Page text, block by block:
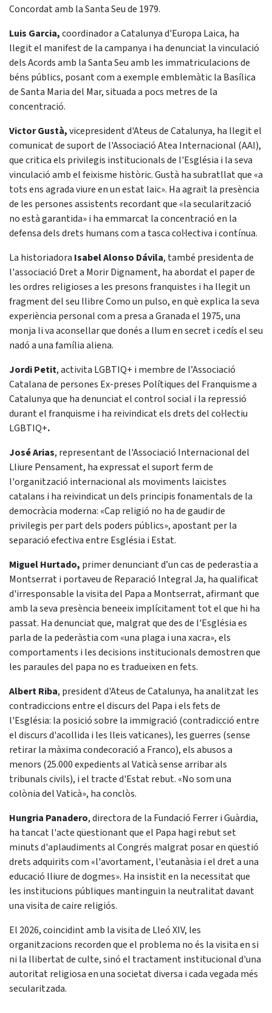
Concordat amb la Santa Seu de 1979.
Luis Garcia,coordinador a Catalunya d'Europa Laica, ha
llegit el manifest de la campanya i ha denunciat la vinculació
dels Acords amb la Santa Seu amb les immatriculacions de
béns públics, posant com a exemple emblemàtic la Basílica
de Santa Maria del Mar, situada a pocs metres de la
concentració.
Victor Gustà,vicepresident d'Ateus de Catalunya, ha llegit el
comunicat de suport de l'Associació Atea Internacional (AAI),
que critica els privilegis institucionals de l'Església i la seva
vinculació amb el feixisme històric. Gustà ha subratllat que «a
tots ens agrada viure en un estat laic». Ha agraït la presència
de les persones assistents recordant que «la secularització
no està garantida» i ha emmarcat la concentració en la
defensa dels drets humans com a tasca col·lectiva i contínua.
La historiadora Isabel Alonso Dávila, també presidenta de
l'associació Dret a Morir Dignament, ha abordat el paper de
les ordres religioses a les presons franquistes i ha llegit un
fragment del seu llibre Como un pulso, en què explica la seva
experiència personal com a presa a Granada el 1975, una
monja li va aconsellar que donés a llum en secret i cedís el seu
nadó a una família aliena.
Jordi Petit, activita LGBTIQ+ i membre de l’Associació
Catalana de persones Ex-preses Polítiques del Franquisme a
Catalunya que ha denunciat el control social i la repressió
durant el franquisme i ha reivindicat els drets del col·lectiu
LGBTIQ+.
José Arias, representant de l'Associació Internacional del
Lliure Pensament, ha expressat el suport ferm de
l'organització internacional als moviments laïcistes
catalans i ha reivindicat un dels principis fonamentals de la
democràcia moderna: «Cap religió no ha de gaudir de
privilegis per part dels poders públics», apostant per la
separació efectiva entre Església i Estat.
Miguel Hurtado, primer denunciant d’un cas de pederastia a
Montserrat i portaveu de Reparació Integral Ja, ha qualificat
d'irresponsable la visita del Papa a Montserrat, afirmant que
amb la seva presència beneeix implícitament tot el que hi ha
passat. Ha denunciat que, malgrat que des de l'Església es
parla de la pederàstia com «una plaga i una xacra», els
comportaments i les decisions institucionals demostren que
les paraules del papa no es tradueixen en fets.
Albert Riba, president d'Ateus de Catalunya, ha analitzat les
contradiccions entre el discurs del Papa i els fets de
l'Església: la posició sobre la immigració (contradicció entre
el discurs d'acollida i les lleis vaticanes), les guerres (sense
retirar la màxima condecoració a Franco), els abusos a
menors (25.000 expedients al Vaticà sense arribar als
tribunals civils), i el tracte d'Estat rebut. «No som una
colònia del Vaticà», ha conclòs.
Hungria Panadero, directora de la Fundació Ferrer i Guàrdia,
ha tancat l'acte qüestionant que el Papa hagi rebut set
minuts d'aplaudiments al Congrés malgrat posar en qüestió
drets adquirits com «l'avortament, l'eutanàsia i el dret a una
educació lliure de dogmes». Ha insistit en la necessitat que
les institucions públiques mantinguin la neutralitat davant
una visita de caire religiós.
El 2026, coincidint amb la visita de Lleó XIV, les
organitzacions recorden que el problema no és la visita en si
ni la llibertat de culte, sinó el tractament institucional d'una
autoritat religiosa en una societat diversa i cada vegada més
secularitzada.